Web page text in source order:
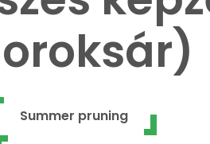
Summer pruning